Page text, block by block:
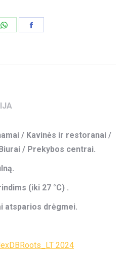
/ Kavinės ir restoranai /
/ Prekybos centrai.
(iki 27 °C) .
atsparios drėgmei.
2024